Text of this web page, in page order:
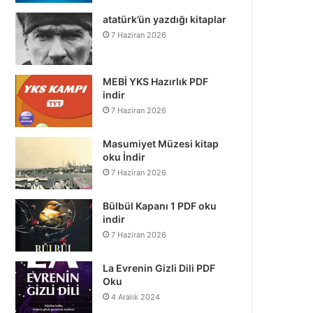
atatürk’ün yazdığı kitaplar
7 Haziran 2026
MEBİ YKS Hazırlık PDF
indir
7 Haziran 2026
Masumiyet Müzesi kitap
oku İndir
7 Haziran 2026
Bülbül Kapanı 1 PDF oku
indir
7 Haziran 2026
La Evrenin Gizli Dili PDF
Oku
4 Aralık 2024